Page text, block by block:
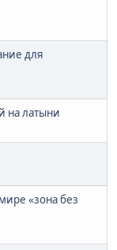
для
на латыни
«зона без